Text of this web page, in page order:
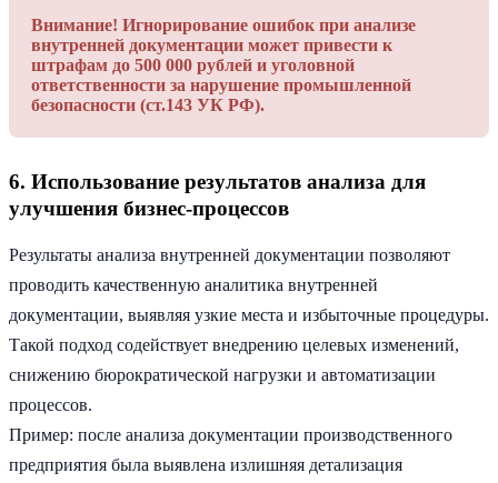
Внимание! Игнорирование ошибок при анализе
внутренней документации может привести к
штрафам до 500 000 рублей и уголовной
ответственности за нарушение промышленной
безопасности (ст.143 УК РФ).
6. Использование результатов анализа для
улучшения бизнес-процессов
Результаты анализа внутренней документации позволяют
проводить качественную аналитика внутренней
документации, выявляя узкие места и избыточные процедуры.
Такой подход содействует внедрению целевых изменений,
снижению бюрократической нагрузки и автоматизации
процессов.
Пример: после анализа документации производственного
предприятия была выявлена излишняя детализация